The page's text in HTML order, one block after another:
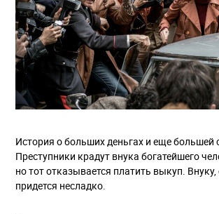
История о больших деньгах и еще большей
Преступники крадут внука богатейшего
но тот отказывается платить выкуп.
придется несладко.